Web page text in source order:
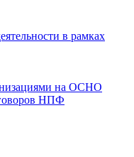
в рамках
на ОСНО
НПФ